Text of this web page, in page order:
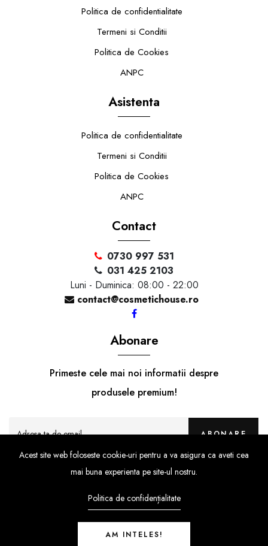
Politica de confidentialitate
Termeni si Conditii
Politica de Cookies
ANPC
Asistenta
Politica de confidentialitate
Termeni si Conditii
Politica de Cookies
ANPC
Contact
0730 997 531
031 425 2103
Luni - Duminica: 08:00 - 22:00
contact@cosmetichouse.ro
Abonare
Primeste cele mai noi informatii despre
produsele premium!
ABONARE
Acest site web foloseste cookie-uri pentru a va asigura ca aveti cea
mai buna experienta pe site-ul nostru.
Politica de confidențialitate
AM INTELES!